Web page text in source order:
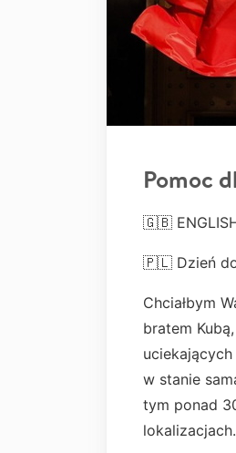
Pomoc
🇬🇧 ENGLISH
🇵🇱 Dzień
Chciałbym
bratem
w stanie
tym ponad
lokalizacjach.